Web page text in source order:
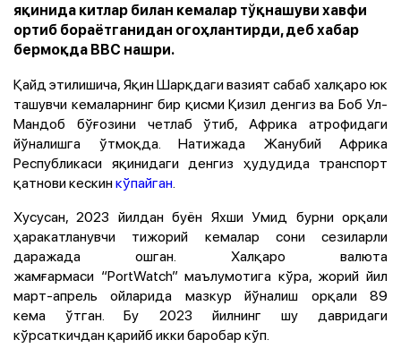
яқинида китлар билан кемалар тўқнашуви хавфи
ортиб бораётганидан огоҳлантирди, деб хабар
бермоқда BBC нашри.
Қайд этилишича, Яқин Шарқдаги вазият сабаб халқаро юк
ташувчи кемаларнинг бир қисми Қизил денгиз ва Боб Ул-
Мандоб бўғозини четлаб ўтиб, Африка атрофидаги
йўналишга ўтмоқда. Натижада Жанубий Африка
Республикаси яқинидаги денгиз ҳудудида транспорт
қатнови кескинкўпайган.
Хусусан, 2023 йилдан буён Яхши Умид бурни орқали
ҳаракатланувчи тижорий кемалар сони сезиларли
даражада ошган. Халқаро валюта
жамғармаси “PortWatch” маълумотига кўра, жорий йил
март-апрель ойларида мазкур йўналиш орқали 89
кема ўтган. Бу 2023 йилнинг шу давридаги
кўрсаткичдан қарийб икки баробар кўп.